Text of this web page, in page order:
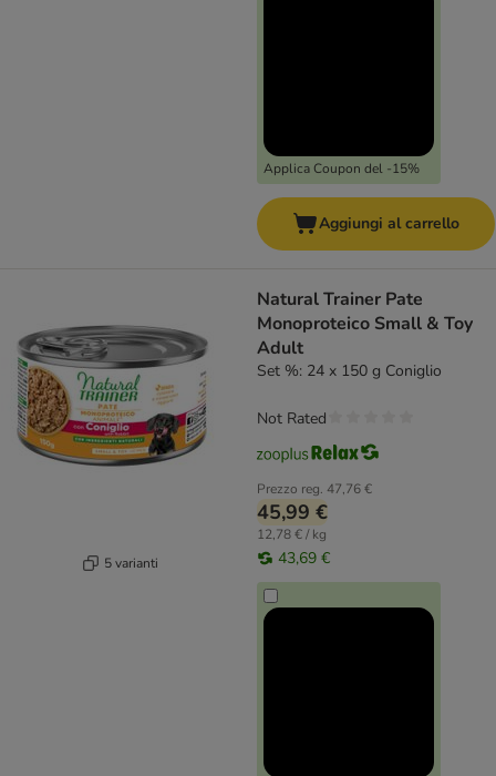
Applica Coupon del -15%
Aggiungi al carrello
5 varianti
Natural Trainer Pate
Monoproteico Small & Toy
Adult
Set %: 24 x 150 g Coniglio
Prezzo reg. 47,76 €
45,99 €
12,78 € / kg
43,69 €
Not Rated